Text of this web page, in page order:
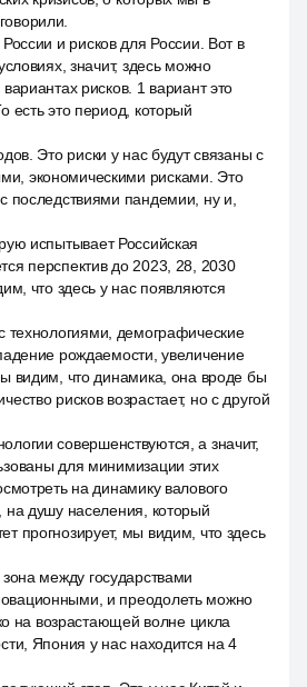
и рисков для России. Вот в
значит, здесь можно
вариантах рисков. 1 вариант это
есть это период, который
Это риски у нас будут связаны с
экономическими рисками. Это
последствиями пандемии, ну и,
испытывает Российская
перспектив до 2023, 28, 2030
что здесь у нас появляются
технологиями, демографические
рождаемости, увеличение
видим, что динамика, она вроде бы
рисков возрастает, но с другой
совершенствуются, а значит,
для минимизации этих
на динамику валового
на душу населения, который
прогнозирует, мы видим, что здесь
между государствами
и преодолеть можно
на возрастающей волне цикла
Япония у нас находится на 4